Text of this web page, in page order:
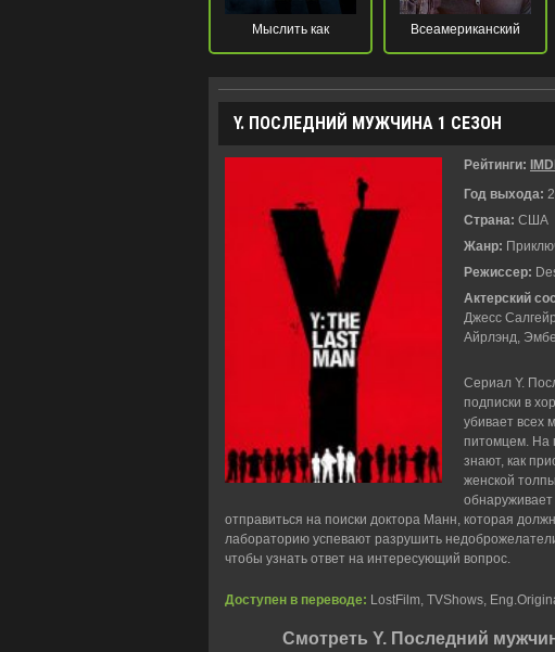
Мыслить как
преступник
Всеамериканский
Y. ПОСЛЕДНИЙ МУЖЧИНА 1 СЕЗОН
Рейтинги:
Год выхода:
Страна: США
Жанр:
Режиссер:
Актерский
Джесс
Айрлэнд,
Сериал Y.
подписки в
убивает всех
питомцем. На
знают, как
женской
обнаруживает
отправиться на поиски доктора Манн, которая
лабораторию успевают разрушить
чтобы узнать ответ на интересующий вопрос.
Доступен в переводе: LostFilm, TVShows,
Смотреть Y. Последний